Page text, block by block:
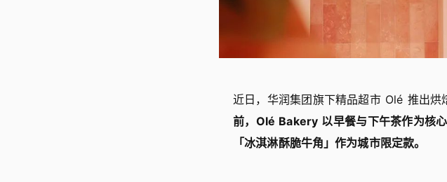
近日，华润集团旗下精品超市 Olé 推出烘
前，Olé Bakery 以早餐与下午茶作为核
「冰淇淋酥脆牛角」作为城市限定款。